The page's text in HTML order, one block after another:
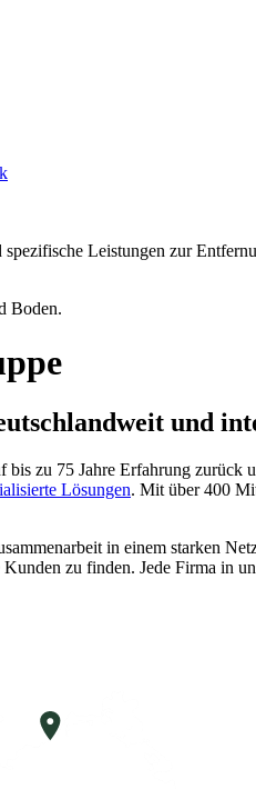
Boden.
und
bis zu 75 Jahre Erfahrung zurück
Lösungen. Mit über 400
in einem starken
zu finden. Jede Firma in